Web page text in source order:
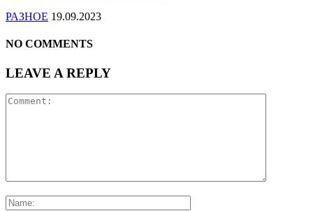
РАЗНОЕ 19.09.2023
NO COMMENTS
LEAVE A REPLY